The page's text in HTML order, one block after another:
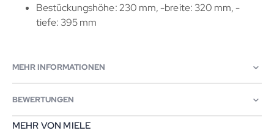
Bestückungshöhe: 230 mm, -breite: 320 mm, -
tiefe: 395 mm
MEHR INFORMATIONEN
BEWERTUNGEN
MEHR VON MIELE